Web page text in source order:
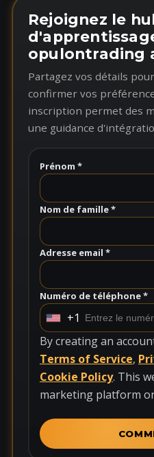
Rejoignez le
opulontrading
Partagez vos détails
confirmer vos
inscription permet des
une guidance
Prénom *
Nom de famille *
Adresse email *
Numéro de téléphone *
U
n
i
t
e
t
+1
By creating an
Terms of Service,
Cookie Policy. This
marketing platform